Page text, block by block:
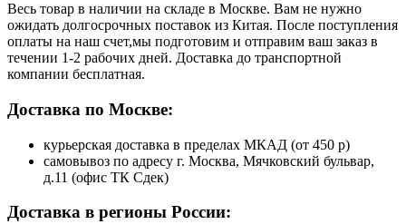
Весь товар в наличии на складе в Москве. Вам не нужно
ожидать долгосрочных поставок из Китая. После поступления
оплаты на наш счет,мы подготовим и отправим ваш заказ в
течении 1-2 рабочих дней. Доставка до транспортной
компании бесплатная.
Доставка по Москве:
курьерская доставка в пределах МКАД (от 450 р)
самовывоз по адресу г. Москва, Мячковский бульвар,
д.11 (офис ТК Сдек)
Доставка в регионы России: